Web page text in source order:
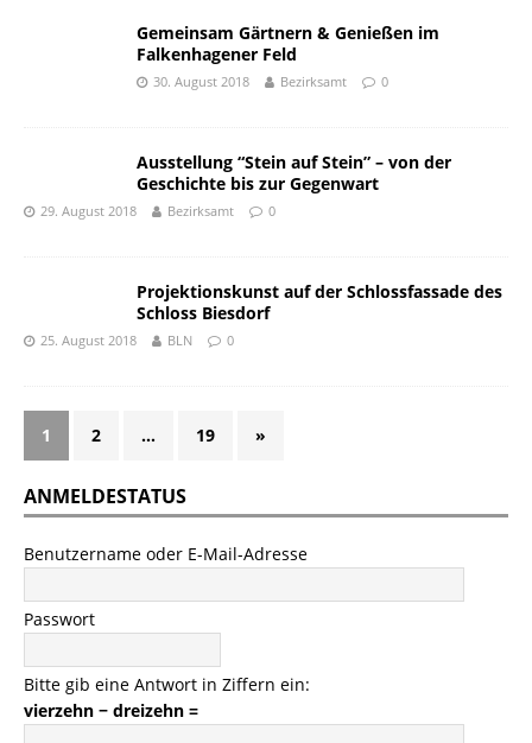
Gemeinsam Gärtnern & Genießen im
Falkenhagener Feld
30. August 2018 Bezirksamt 0
Ausstellung “Stein auf Stein” – von der
Geschichte bis zur Gegenwart
29. August 2018 Bezirksamt 0
Projektionskunst auf der Schlossfassade des
Schloss Biesdorf
25. August 2018 BLN 0
1 2 … 19 »
ANMELDESTATUS
Benutzername oder E-Mail-Adresse
Passwort
Bitte gib eine Antwort in Ziffern ein:
vierzehn − dreizehn =